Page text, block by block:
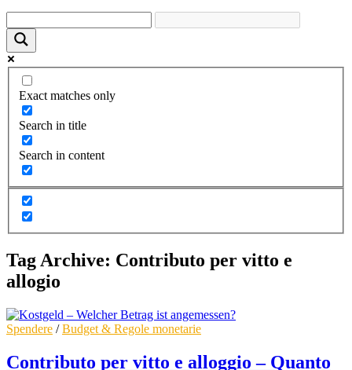
Exact matches only
Search in title
Search in content
Tag Archive: Contributo per vitto e
allogio
Spendere /Budget & Regole monetarie
Contributo per vitto e alloggio – Quanto